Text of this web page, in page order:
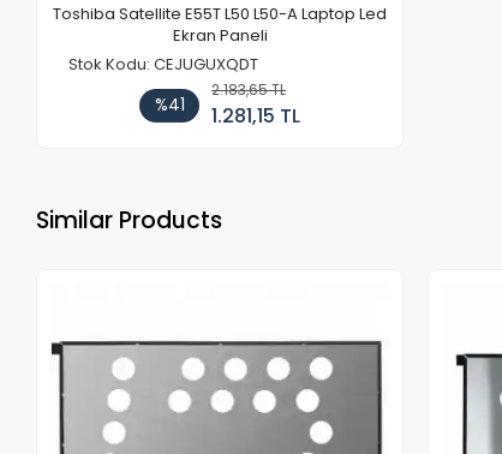
Toshiba Satellite E55T L50 L50-A Laptop Led
Ekran Paneli
Stok Kodu: CEJUGUXQDT
%41
2.183,65 TL
1.281,15 TL
Similar Products